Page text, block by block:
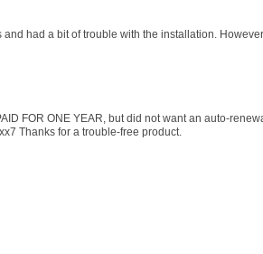
had a bit of trouble with the installation.
FOR ONE YEAR, but did not want an auto-
Thanks for a trouble-free product.